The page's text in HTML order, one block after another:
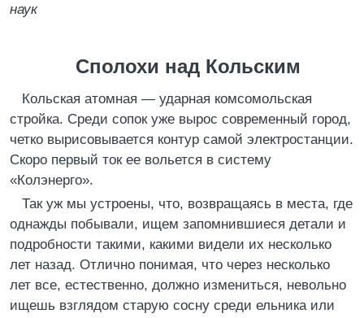
наук
Сполохи над Кольским
Кольская атомная — ударная комсомольская
стройка. Среди сопок уже вырос современный город,
четко вырисовывается контур самой электростанции.
Скоро первый ток ее вольется в систему
«Колэнерго».
Так уж мы устроены, что, возвращаясь в места, где
однажды побывали, ищем запомнившиеся детали и
подробности такими, какими видели их несколько
лет назад. Отлично понимая, что через несколько
лет все, естественно, должно измениться, невольно
ищешь взглядом старую сосну среди ельника или